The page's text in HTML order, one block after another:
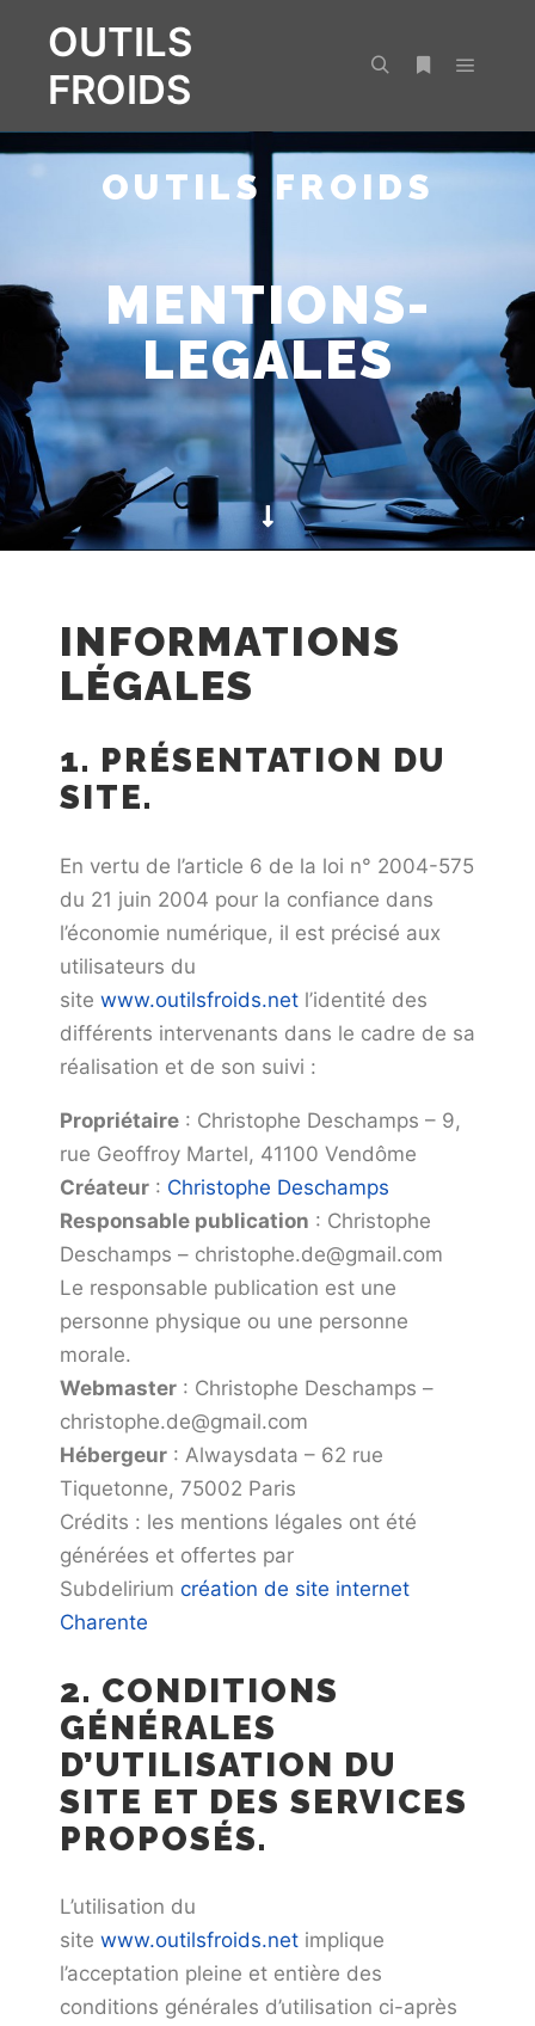
OUTILS
FROIDS
OUTILS FROIDS
MENTIONS-
LEGALES
INFORMATIONS
LÉGALES
1. PRÉSENTATION DU
SITE.
En vertu de l’article 6 de la loi n° 2004-575
du 21 juin 2004 pour la confiance dans
l’économie numérique, il est précisé aux
utilisateurs du
site www.outilsfroids.net l’identité des
différents intervenants dans le cadre de sa
réalisation et de son suivi :
Propriétaire : Christophe Deschamps – 9,
rue Geoffroy Martel, 41100 Vendôme
Créateur : Christophe Deschamps
Responsable publication : Christophe
Deschamps – christophe.de@gmail.com
Le responsable publication est une
personne physique ou une personne
morale.
Webmaster : Christophe Deschamps –
christophe.de@gmail.com
Hébergeur : Alwaysdata – 62 rue
Tiquetonne, 75002 Paris
Crédits : les mentions légales ont été
générées et offertes par
Subdelirium création de site internet
Charente
2. CONDITIONS
GÉNÉRALES
D’UTILISATION DU
SITE ET DES SERVICES
PROPOSÉS.
L’utilisation du
site www.outilsfroids.net implique
l’acceptation pleine et entière des
conditions générales d’utilisation ci-après